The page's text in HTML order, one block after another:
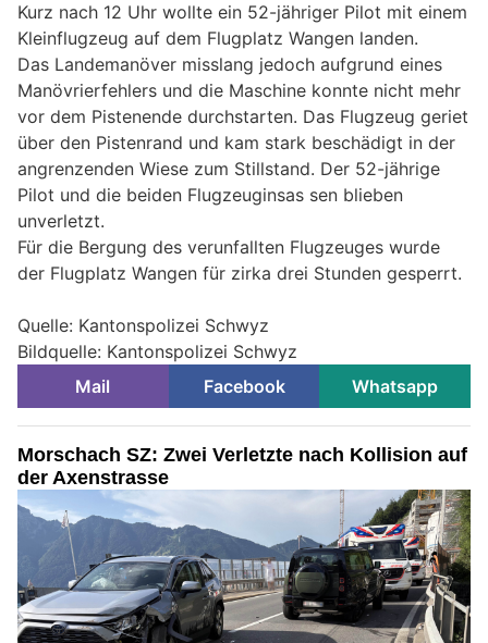
Kurz nach 12 Uhr wollte ein 52-jähriger Pilot mit einem
Kleinflugzeug auf dem Flugplatz Wangen landen.
Das Landemanöver misslang jedoch aufgrund eines
Manövrierfehlers und die Maschine konnte nicht mehr
vor dem Pistenende durchstarten. Das Flugzeug geriet
über den Pistenrand und kam stark beschädigt in der
angrenzenden Wiese zum Stillstand. Der 52-jährige
Pilot und die beiden Flugzeuginsas sen blieben
unverletzt.
Für die Bergung des verunfallten Flugzeuges wurde
der Flugplatz Wangen für zirka drei Stunden gesperrt.
Quelle: Kantonspolizei Schwyz
Bildquelle: Kantonspolizei Schwyz
Mail
Facebook Whatsapp
Morschach SZ: Zwei Verletzte nach Kollision auf
der Axenstrasse